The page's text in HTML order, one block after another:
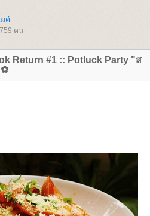
ค์
คน
Return #1 :: Potluck Party "ส
✿